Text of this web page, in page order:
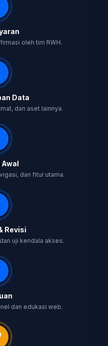
oleh tim RWH.
Data
dan aset lainnya.
dan fitur utama.
Revisi
uji kendala akses.
dan edukasi web.